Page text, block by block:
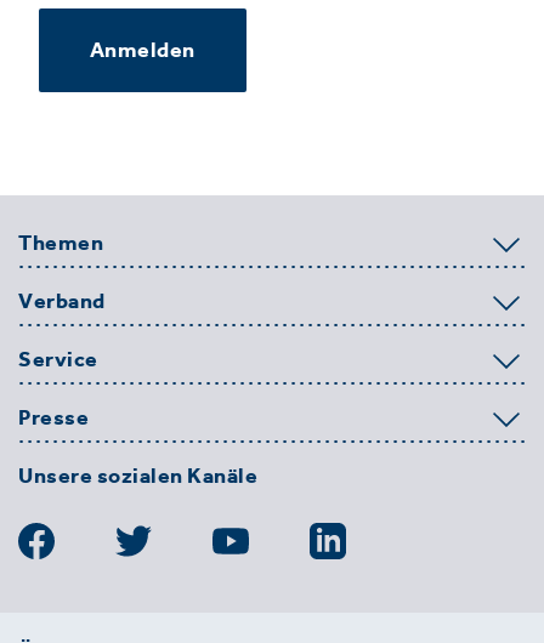
Anmelden
Themen
Verband
Service
Presse
Unsere sozialen Kanäle